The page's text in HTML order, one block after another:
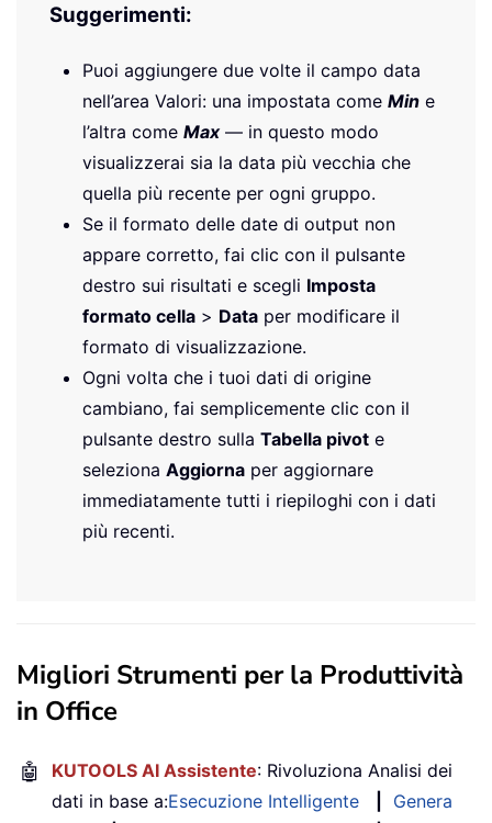
Suggerimenti:
Puoi aggiungere due volte il campo data
nell’area Valori: una impostata come Min e
l’altra come Max— in questo modo
visualizzerai sia la data più vecchia che
quella più recente per ogni gruppo.
Se il formato delle date di output non
appare corretto, fai clic con il pulsante
destro sui risultati e scegli Imposta
formato cella > Data per modificare il
formato di visualizzazione.
Ogni volta che i tuoi dati di origine
cambiano, fai semplicemente clic con il
pulsante destro sulla Tabella pivot e
seleziona Aggiorna per aggiornare
immediatamente tutti i riepiloghi con i dati
più recenti.
Migliori Strumenti per la Produttività
in Office
🤖 KUTOOLS AI Assistente: Rivoluziona Analisi dei
dati in base a:Esecuzione Intelligente
Genera